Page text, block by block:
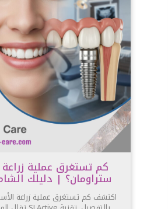
كم تستغرق عملية زراعة
ستراومان؟ | دليلك الشامل
اكتشف كم تستغرق عملية زراعة